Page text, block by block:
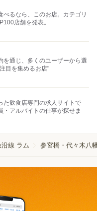
べるなら、このお店。カテゴリ
店舗を発表。
を通じ、多くのユーザーから選
目を集めるお店"
た飲食店専門の求人サイトで
・アルバイトの仕事が探せま
線 ラム 参宮橋・代々木八